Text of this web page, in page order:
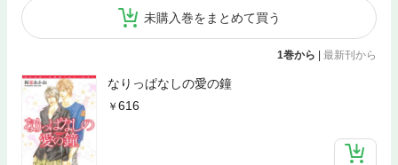
未購入巻をまとめて買う
1巻から | 最新刊から
なりっぱなしの愛の鐘
616